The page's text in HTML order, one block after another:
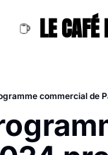
LE CAFÉ
commercial de